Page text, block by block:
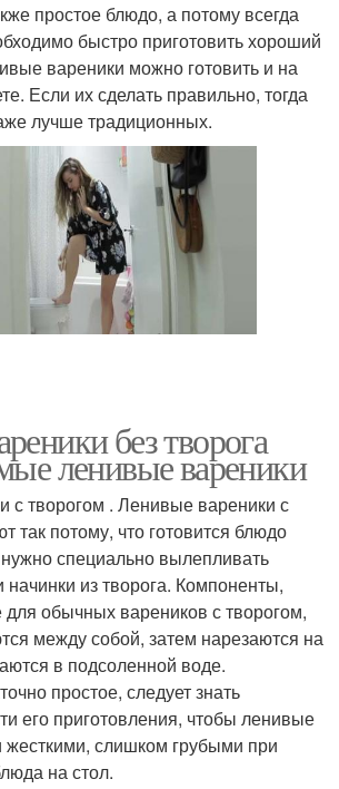
простое блюдо, а потому всегда
быстро приготовить хороший
вареники можно готовить и на
Если их сделать правильно, тогда
лучше традиционных.
без творога
ленивые вареники
с творогом . Ленивые вареники с
так потому, что готовится блюдо
специально вылепливать
начинки из творога. Компоненты,
обычных вареников с творогом,
между собой, затем нарезаются на
в подсоленной воде.
простое, следует знать
его приготовления, чтобы ленивые
слишком грубыми при
на стол.